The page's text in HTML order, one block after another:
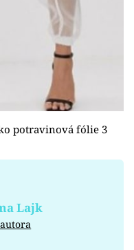
potravinová fólie 3
Lajk